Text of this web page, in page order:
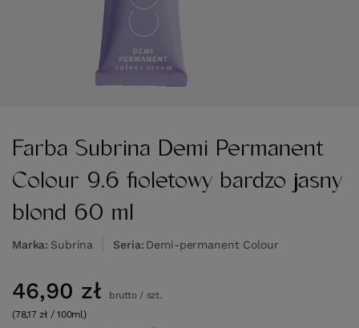
Farba Subrina Demi Permanent
Colour 9.6 fioletowy bardzo jasny
blond 60 ml
Marka Subrina Seria Demi-permanent Colour
46,90 zł brutto/ szt.
(78,17 zł / 100ml)